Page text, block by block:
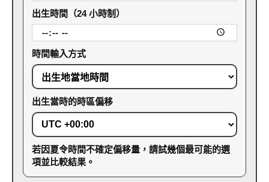
出生時間（24 小時制）
時間輸入方式
出生當時的時區偏移
若因夏令時間不確定偏移量，請試幾個最可能的選
項並比較結果。